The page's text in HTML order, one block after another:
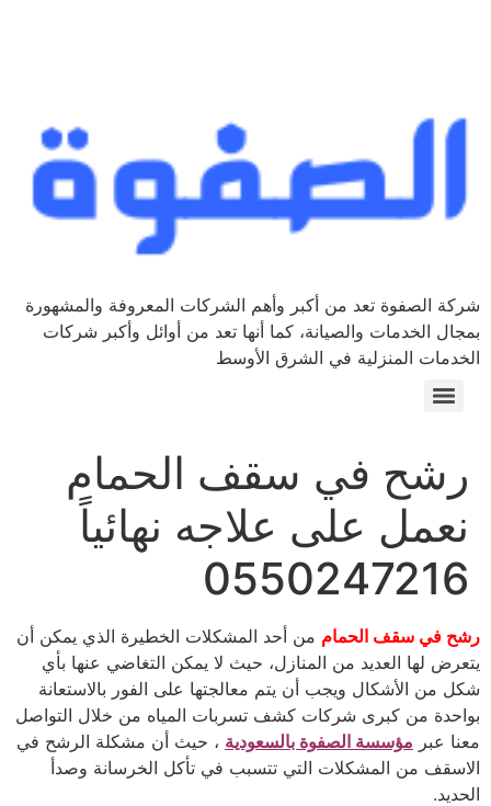
شركة الصفوة تعد من أكبر وأهم الشركات المعروفة والمشهورة
بمجال الخدمات والصيانة، كما أنها تعد من أوائل وأكبر شركات
الخدمات المنزلية في الشرق الأوسط
رشح في سقف الحمام
نعمل على علاجه نهائياً
0550247216
رشح في سقف الحمام من أحد المشكلات الخطيرة الذي يمكن أن
يتعرض لها العديد من المنازل، حيث لا يمكن التغاضي عنها بأي
شكل من الأشكال ويجب أن يتم معالجتها على الفور بالاستعانة
بواحدة من كبرى شركات كشف تسربات المياه من خلال التواصل
معنا عبر مؤسسة الصفوة بالسعودية ، حيث أن مشكلة الرشح في
الاسقف من المشكلات التي تتسبب في تأكل الخرسانة وصدأ
الحديد.